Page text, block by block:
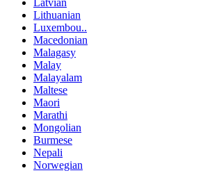
Latvian
Lithuanian
Luxembou..
Macedonian
Malagasy
Malay
Malayalam
Maltese
Maori
Marathi
Mongolian
Burmese
Nepali
Norwegian